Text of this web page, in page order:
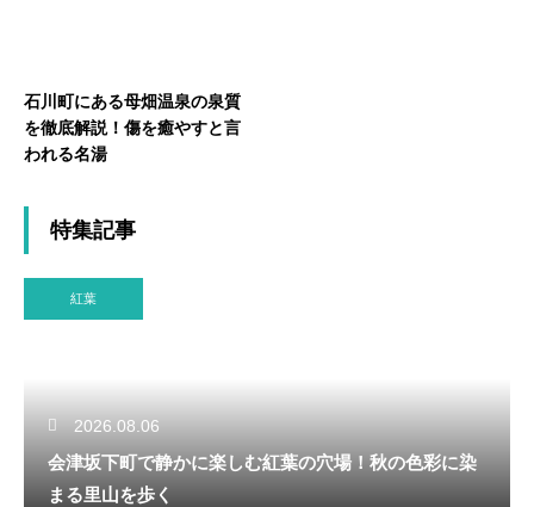
石川町にある母畑温泉の泉質
を徹底解説！傷を癒やすと言
われる名湯
特集記事
紅葉
2026.08.06
会津坂下町で静かに楽しむ紅葉の穴場！秋の色彩に染
まる里山を歩く